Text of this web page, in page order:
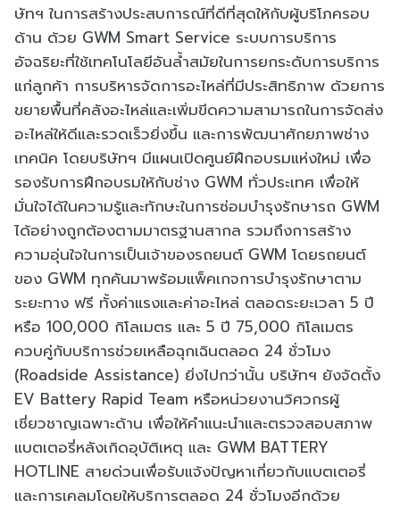
ษัทฯ ในการสร้างประสบการณ์ที่ดีที่สุดให้กับผู้บริโภครอบ
ด้าน ด้วย GWM Smart Service ระบบการบริการ
อัจฉริยะที่ใช้เทคโนโลยีอันล้ำสมัยในการยกระดับการบริการ
แก่ลูกค้า การบริหารจัดการอะไหล่ที่มีประสิทธิภาพ ด้วยการ
ขยายพื้นที่คลังอะไหล่และเพิ่มขีดความสามารถในการจัดส่ง
อะไหล่ให้ดีและรวดเร็วยิ่งขึ้น และการพัฒนาศักยภาพช่าง
เทคนิค โดยบริษัทฯ มีแผนเปิดศูนย์ฝึกอบรมแห่งใหม่ เพื่อ
รองรับการฝึกอบรมให้กับช่าง GWM ทั่วประเทศ เพื่อให้
มั่นใจได้ในความรู้และทักษะในการซ่อมบำรุงรักษารถ GWM
ได้อย่างถูกต้องตามมาตรฐานสากล รวมถึงการสร้าง
ความอุ่นใจในการเป็นเจ้าของรถยนต์ GWM โดยรถยนต์
ของ GWM ทุกคันมาพร้อมแพ็คเกจการบำรุงรักษาตาม
ระยะทาง ฟรี ทั้งค่าแรงและค่าอะไหล่ ตลอดระยะเวลา 5 ปี
หรือ 100,000 กิโลเมตร และ 5 ปี 75,000 กิโลเมตร
ควบคู่กับบริการช่วยเหลือฉุกเฉินตลอด 24 ชั่วโมง
(Roadside Assistance) ยิ่งไปกว่านั้น บริษัทฯ ยังจัดตั้ง
EV Battery Rapid Team หรือหน่วยงานวิศวกรผู้
เชี่ยวชาญเฉพาะด้าน เพื่อให้คำแนะนำและตรวจสอบสภาพ
แบตเตอรี่หลังเกิดอุบัติเหตุ และ GWM BATTERY
HOTLINE สายด่วนเพื่อรับแจ้งปัญหาเกี่ยวกับแบตเตอรี่
และการเคลมโดยให้บริการตลอด 24 ชั่วโมงอีกด้วย